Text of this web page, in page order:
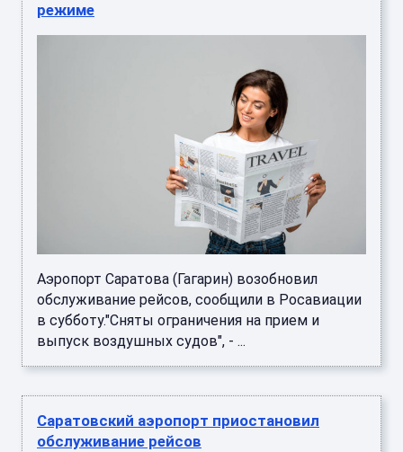
режиме
Аэропорт Саратова (Гагарин) возобновил
обслуживание рейсов, сообщили в Росавиации
в субботу."Сняты ограничения на прием и
выпуск воздушных судов", - ...
Саратовский аэропорт приостановил
обслуживание рейсов